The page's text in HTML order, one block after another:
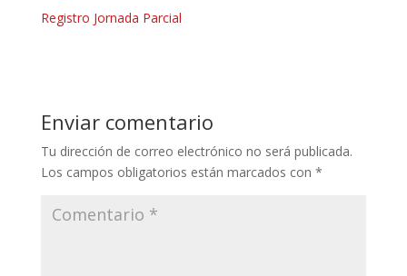
Registro Jornada Parcial
Enviar comentario
Tu dirección de correo electrónico no será publicada.
Los campos obligatorios están marcados con *